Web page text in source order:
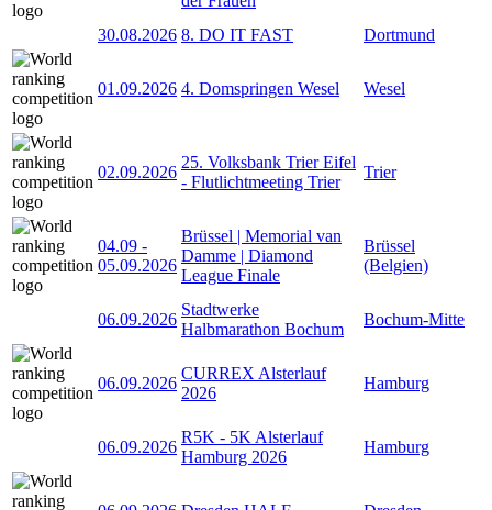
30.08.2026 8. DO IT FAST Dortmund
01.09.2026 4. Domspringen Wesel Wesel
02.09.2026
25. Volksbank Trier Eifel
- Flutlichtmeeting Trier
Trier
04.09 -
05.09.2026
Brüssel | Memorial van
Damme | Diamond
League Finale
Brüssel
(Belgien)
06.09.2026
Stadtwerke
Halbmarathon Bochum
Bochum-Mitte
06.09.2026
CURREX Alsterlauf
2026
Hamburg
06.09.2026
R5K - 5K Alsterlauf
Hamburg 2026
Hamburg